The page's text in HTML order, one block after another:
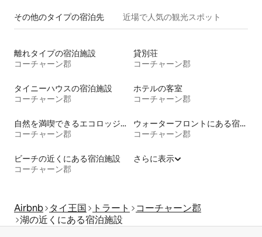
その他のタ⁠イ⁠プ⁠の宿⁠泊⁠先 近場で人気の観光スポット
離れタイプの宿泊施設
コーチャーン郡
貸別荘
コーチャーン郡
タイニーハウスの宿泊施設
コーチャーン郡
ホテルの客室
コーチャーン郡
自然を満喫できるエコロッジの宿泊施設
コーチャーン郡
ウォーターフロントにある宿泊施設
コーチャーン郡
ビーチの近くにある宿泊施設
コーチャーン郡
さらに表示
Airbnb タイ王国 トラート
コーチャーン郡
湖の近くにある宿泊施設